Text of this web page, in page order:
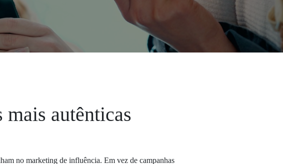
autênticas
no marketing de influência. Em vez de campanhas